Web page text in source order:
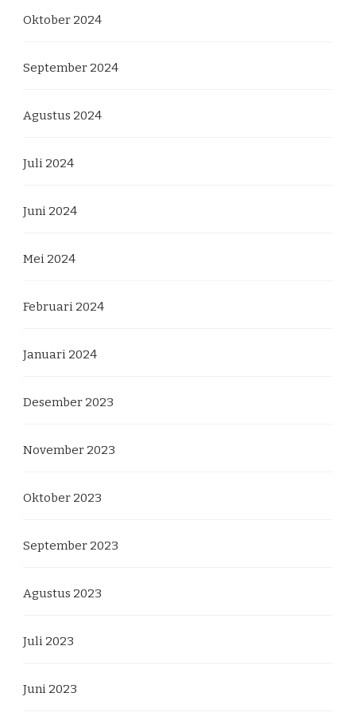
Oktober 2024
September 2024
Agustus 2024
Juli 2024
Juni 2024
Mei 2024
Februari 2024
Januari 2024
Desember 2023
November 2023
Oktober 2023
September 2023
Agustus 2023
Juli 2023
Juni 2023